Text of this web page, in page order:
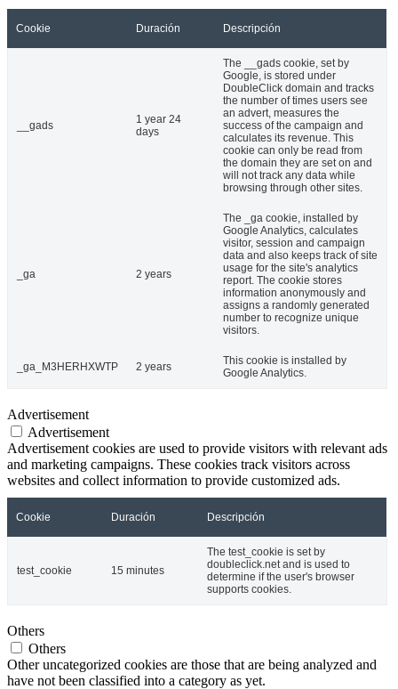
Cookie Duración Descripción
__gads
1 year 24
days
The __gads cookie, set by
Google, is stored under
DoubleClick domain and tracks
the number of times users see
an advert, measures the
success of the campaign and
calculates its revenue. This
cookie can only be read from
the domain they are set on and
will not track any data while
browsing through other sites.
_ga 2 years
The _ga cookie, installed by
Google Analytics, calculates
visitor, session and campaign
data and also keeps track of site
usage for the site's analytics
report. The cookie stores
information anonymously and
assigns a randomly generated
number to recognize unique
visitors.
_ga_M3HERHXWTP 2 years
This cookie is installed by
Google Analytics.
Advertisement
Advertisement
Advertisement cookies are used to provide visitors with relevant ads
and marketing campaigns. These cookies track visitors across
websites and collect information to provide customized ads.
Cookie Duración Descripción
test_cookie 15 minutes
The test_cookie is set by
doubleclick.net and is used to
determine if the user's browser
supports cookies.
Others
Others
Other uncategorized cookies are those that are being analyzed and
have not been classified into a category as yet.